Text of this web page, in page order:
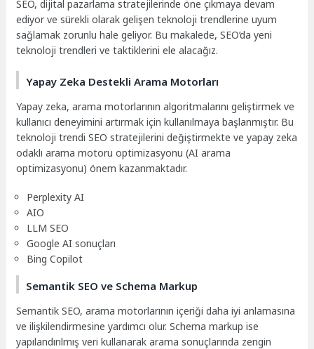
SEO, dijital pazarlama stratejilerinde öne çıkmaya devam
ediyor ve sürekli olarak gelişen teknoloji trendlerine uyum
sağlamak zorunlu hale geliyor. Bu makalede, SEO’da yeni
teknoloji trendleri ve taktiklerini ele alacağız.
Yapay Zeka Destekli Arama Motorları
Yapay zeka, arama motorlarının algoritmalarını geliştirmek ve
kullanıcı deneyimini artırmak için kullanılmaya başlanmıştır. Bu
teknoloji trendi SEO stratejilerini değiştirmekte ve yapay zeka
odaklı arama motoru optimizasyonu (AI arama
optimizasyonu) önem kazanmaktadır.
Perplexity AI
AIO
LLM SEO
Google AI sonuçları
Bing Copilot
Semantik SEO ve Schema Markup
Semantik SEO, arama motorlarının içeriği daha iyi anlamasına
ve ilişkilendirmesine yardımcı olur. Schema markup ise
yapılandırılmış veri kullanarak arama sonuçlarında zengin